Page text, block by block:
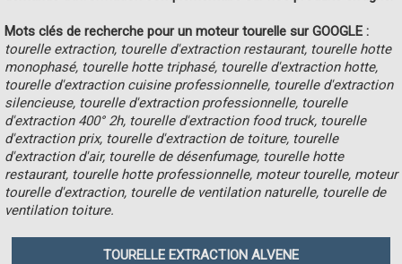
Mots clés de recherche pour un moteur tourelle sur GOOGLE :
tourelle extraction, tourelle d'extraction restaurant, tourelle hotte
monophasé, tourelle hotte triphasé, tourelle d'extraction hotte,
tourelle d'extraction cuisine professionnelle, tourelle d'extraction
silencieuse, tourelle d'extraction professionnelle, tourelle
d'extraction 400° 2h, tourelle d'extraction food truck, tourelle
d'extraction prix, tourelle d'extraction de toiture, tourelle
d'extraction d'air, tourelle de désenfumage, tourelle hotte
restaurant, tourelle hotte professionnelle, moteur tourelle, moteur
tourelle d'extraction, tourelle de ventilation naturelle, tourelle de
ventilation toiture.
TOURELLE EXTRACTION ALVENE